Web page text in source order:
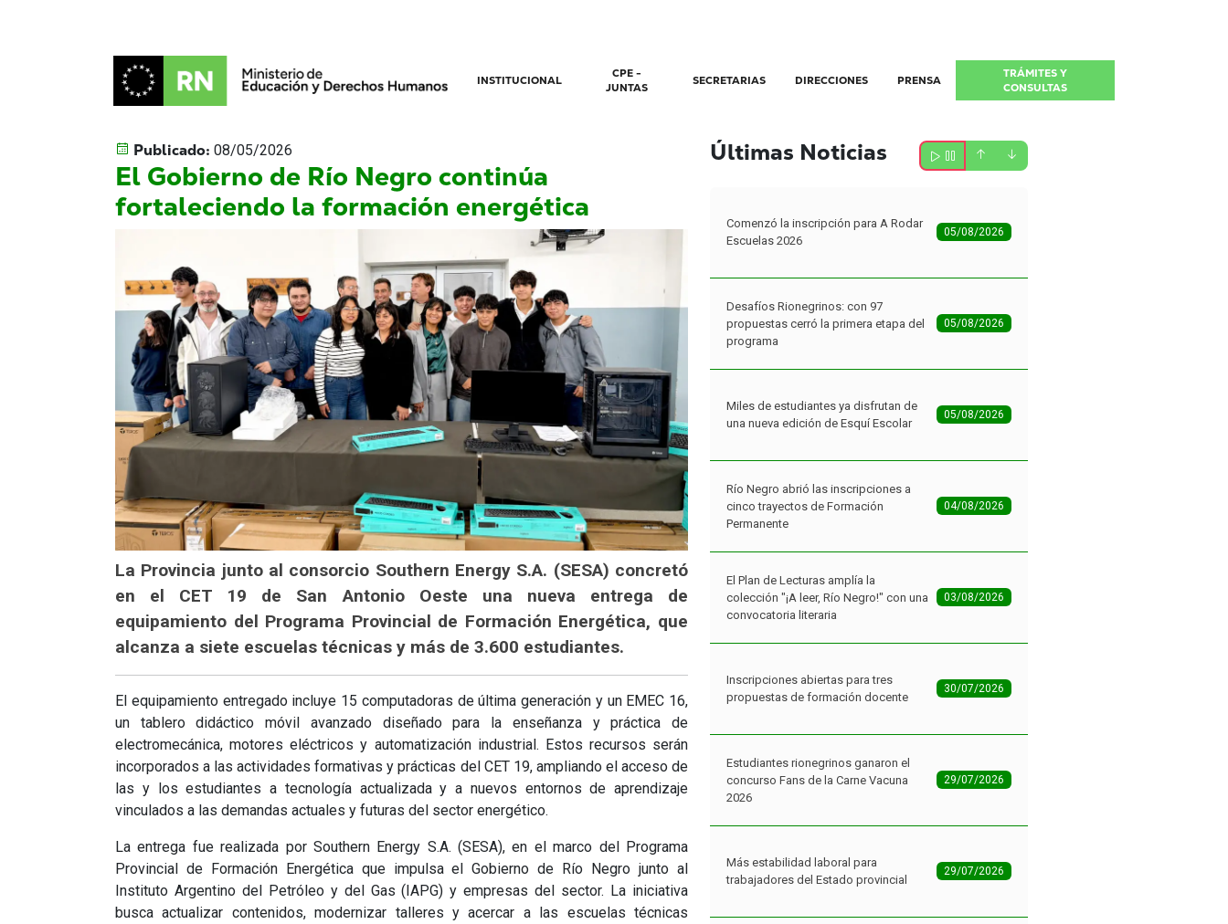
INSTITUCIONAL
CPE -
JUNTAS
SECRETARIAS DIRECCIONES PRENSA
TRÁMITES Y
CONSULTAS
Publicado: 08/05/2026
El Gobierno de Río Negro continúa
fortaleciendo la formación energética
La Provincia junto al consorcio Southern Energy S.A. (SESA) concretó
en el CET 19 de San Antonio Oeste una nueva entrega de
equipamiento del Programa Provincial de Formación Energética, que
alcanza a siete escuelas técnicas y más de 3.600 estudiantes.
El equipamiento entregado incluye 15 computadoras de última generación y un EMEC 16,
un tablero didáctico móvil avanzado diseñado para la enseñanza y práctica de
electromecánica, motores eléctricos y automatización industrial. Estos recursos serán
incorporados a las actividades formativas y prácticas del CET 19, ampliando el acceso de
las y los estudiantes a tecnología actualizada y a nuevos entornos de aprendizaje
vinculados a las demandas actuales y futuras del sector energético.
La entrega fue realizada por Southern Energy S.A. (SESA), en el marco del Programa
Provincial de Formación Energética que impulsa el Gobierno de Río Negro junto al
Instituto Argentino del Petróleo y del Gas (IAPG) y empresas del sector. La iniciativa
busca actualizar contenidos, modernizar talleres y acercar a las escuelas técnicas
Últimas Noticias
Comenzó la inscripción para A Rodar
Escuelas 2026
05/08/2026
Desafíos Rionegrinos: con 97
propuestas cerró la primera etapa del
programa
05/08/2026
Miles de estudiantes ya disfrutan de
una nueva edición de Esquí Escolar
05/08/2026
Río Negro abrió las inscripciones a
cinco trayectos de Formación
Permanente
04/08/2026
El Plan de Lecturas amplía la
colección "¡A leer, Río Negro!" con una
convocatoria literaria
03/08/2026
Inscripciones abiertas para tres
propuestas de formación docente
30/07/2026
Estudiantes rionegrinos ganaron el
concurso Fans de la Carne Vacuna
2026
29/07/2026
Más estabilidad laboral para
trabajadores del Estado provincial
29/07/2026